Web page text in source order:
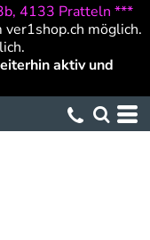
4133 Pratteln ***
möglich.
aktiv und